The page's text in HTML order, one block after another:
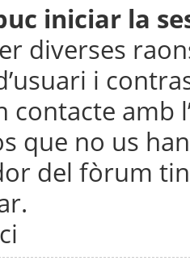
iniciar la
diverses
i
contacte
que no us
del fòrum